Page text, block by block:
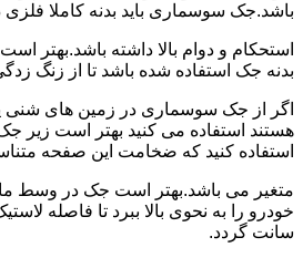
باشد.جک سوسماری باید بدنه کاملا فلزی
استحکام و دوام بالا داشته باشد.بهتر
بدنه جک استفاده شده باشد تا از زنگ
اگر از جک سوسماری در زمین های شنی
هستند استفاده می کنید بهتر است زیر
استفاده کنید که ضخامت این صفحه
متغیر می باشد.بهتر است جک در وسط
سانت گردد.